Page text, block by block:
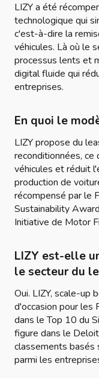
LIZY a été
technologique qui
c'est-à-dire la
véhicules. Là où le
processus lents et
digital fluide qui
entreprises.
En quoi le
LIZY propose du
reconditionnées, ce
véhicules et réduit
production de
récompensé par le
Sustainability
Initiative de Motor
LIZY est-elle
le secteur du
Oui. LIZY, scale-up
d'occasion pour les
dans le Top 10 du
figure dans le
classements basés
parmi les